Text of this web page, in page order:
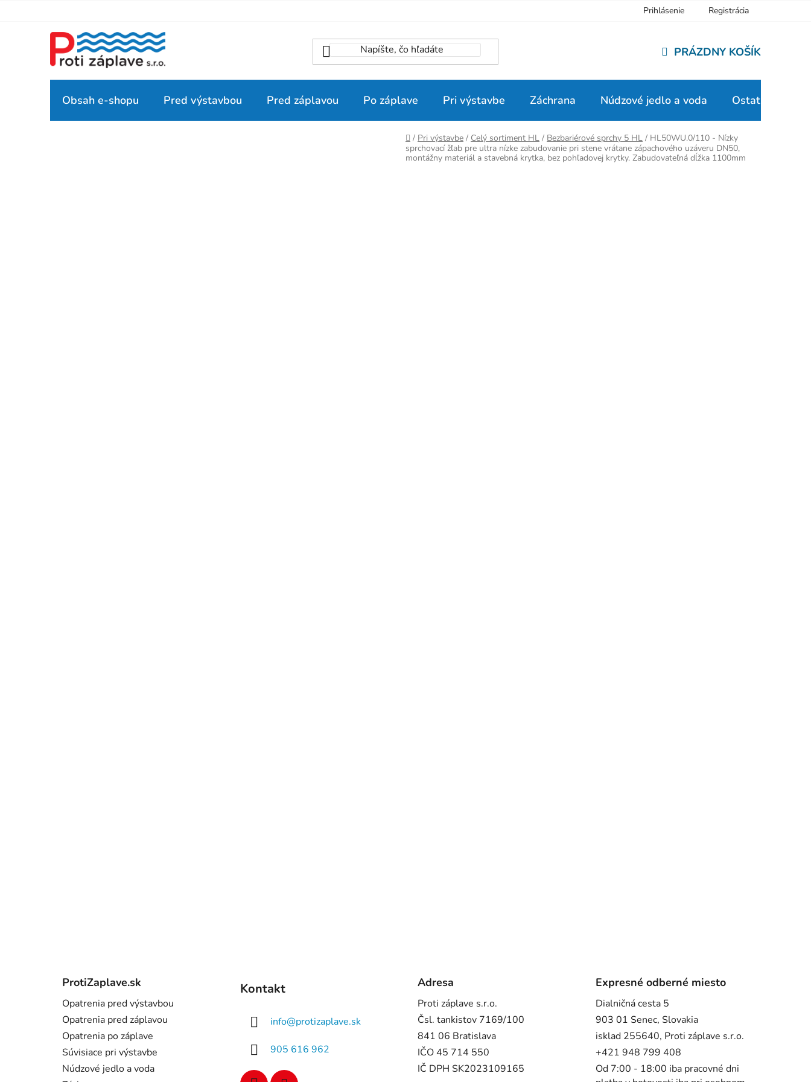
Prihlásenie Registrácia
KOŠÍK
PRÁZDNY KOŠÍK
Obsah e-shopu Pred výstavbou Pred záplavou Po záplave Pri výstavbe Záchrana Núdzové jedlo a voda Ostatné
Domov
/ Pri výstavbe / Celý sortiment HL / Bezbariérové sprchy 5 HL / HL50WU.0/110 - Nízky
sprchovací žľab pre ultra nízke zabudovanie pri stene vrátane zápachového uzáveru DN50,
montážny materiál a stavebná krytka, bez pohľadovej krytky. Zabudovateľná dĺžka 1100mm
ProtiZaplave.sk
Opatrenia pred výstavbou
Opatrenia pred záplavou
Opatrenia po záplave
Súvisiace pri výstavbe
Núdzové jedlo a voda
Kontakt
info@protizaplave.sk
905 616 962
Adresa
Proti záplave s.r.o.
Čsl. tankistov 7169/100
841 06 Bratislava
IČO 45 714 550
IČ DPH SK2023109165
Expresné odberné miesto
Dialničná cesta 5
903 01 Senec, Slovakia
isklad 255640, Proti záplave s.r.o.
+421 948 799 408
Od 7:00 - 18:00 iba pracovné dni